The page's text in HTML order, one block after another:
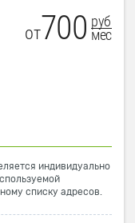
от700 руб
мес
индивидуально
списку адресов.